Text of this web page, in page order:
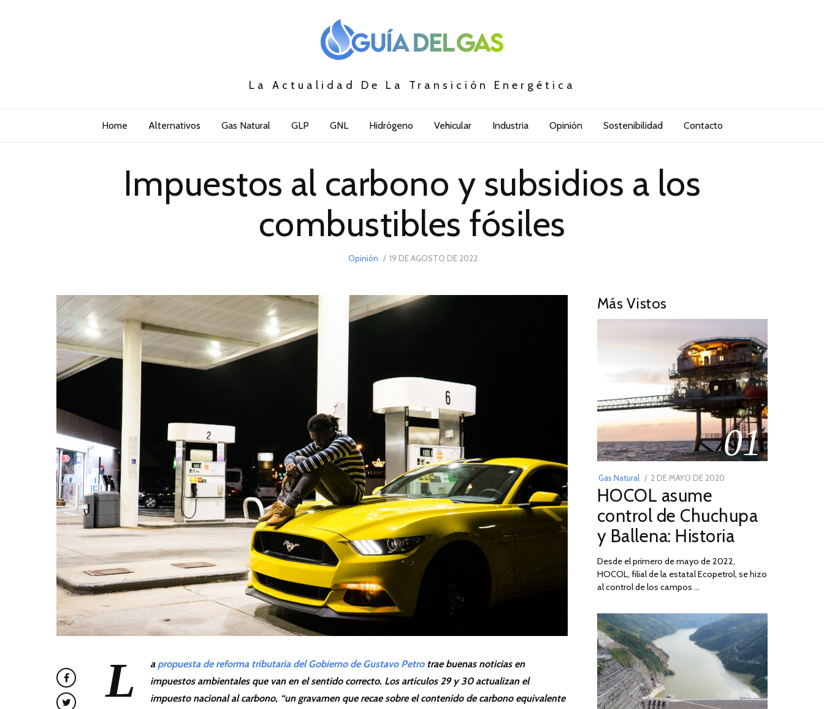
La Actualidad De La Transición Energética
Home Alternativos Gas Natural GLP GNL Hidrógeno Vehicular Industria Opinión Sostenibilidad Contacto
Impuestos al carbono y subsidios a los
combustibles fósiles
Opinión
POSTED
19 DE AGOSTO DE 202219
L a propuesta de reforma tributaria del Gobierno de Gustavo Petrotrae buenas noticias en
impuestos ambientales que van en el sentido correcto. Los artículos 29 y 30 actualizan el
impuesto nacional al carbono, “un gravamen que recae sobre el contenido de carbono equivalente
Más Vistos
01
Gas Natural
POSTED
ON
2 DE MAYO DE 2020
DE
2026
HOCOL asume
control de Chuchupa
y Ballena: Historia
Desde el primero de mayo de 2022,
HOCOL, filial de la estatal Ecopetrol, se hizo
al control de los campos …